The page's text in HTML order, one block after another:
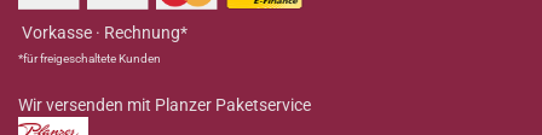
Vorkasse · Rechnung*
*für freigeschaltete Kunden
Wir versenden mit Planzer Paketservice